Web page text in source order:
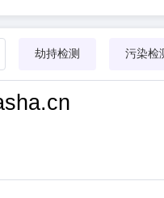
劫持检测 污染检